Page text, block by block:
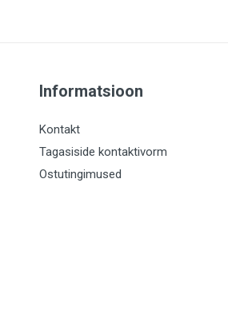
Informatsioon
Kontakt
Tagasiside kontaktivorm
Ostutingimused